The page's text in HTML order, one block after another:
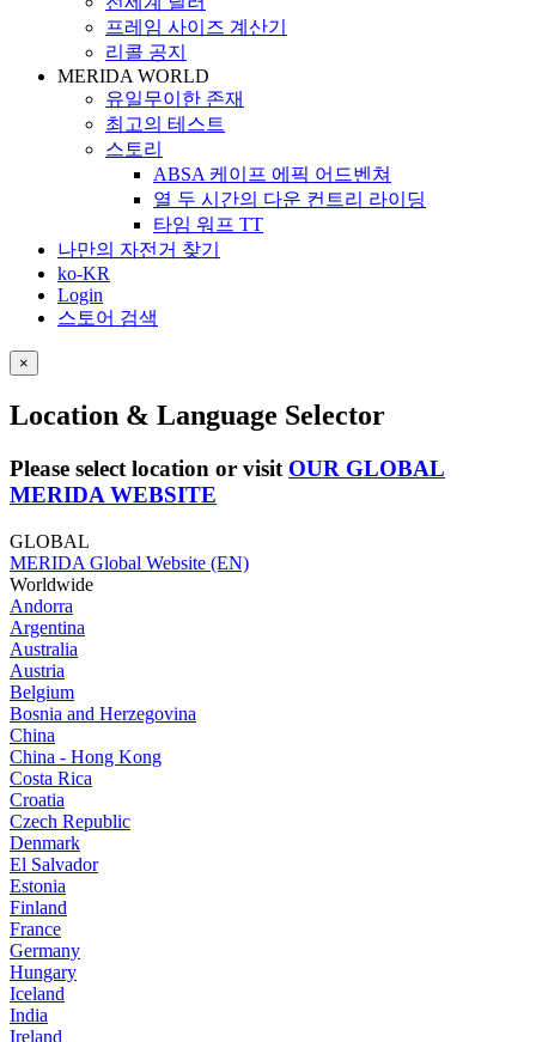
프레임 사이즈 계산기
리콜 공지
MERIDA WORLD
유일무이한 존재
최고의 테스트
스토리
ABSA 케이프 에픽 어드벤쳐
열 두 시간의 다운 컨트리 라이딩
타임 워프 TT
나만의 자전거 찾기
ko-KR
Login
스토어 검색
×
Location & Language Selector
Please select location or visit OUR GLOBAL
MERIDA WEBSITE
GLOBAL
MERIDA Global Website (EN)
Worldwide
Andorra
Argentina
Australia
Austria
Belgium
Bosnia and Herzegovina
China
China - Hong Kong
Costa Rica
Croatia
Czech Republic
Denmark
El Salvador
Estonia
Finland
France
Germany
Hungary
Iceland
India
Ireland